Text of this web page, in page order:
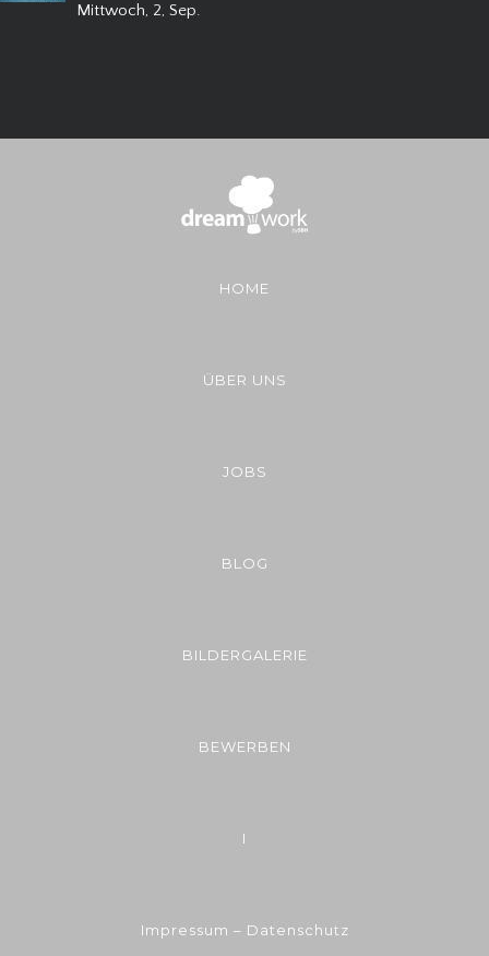
Mittwoch, 2, Sep.
HOME
ÜBER UNS
JOBS
BLOG
BILDERGALERIE
BEWERBEN
I
Impressum – Datenschutz